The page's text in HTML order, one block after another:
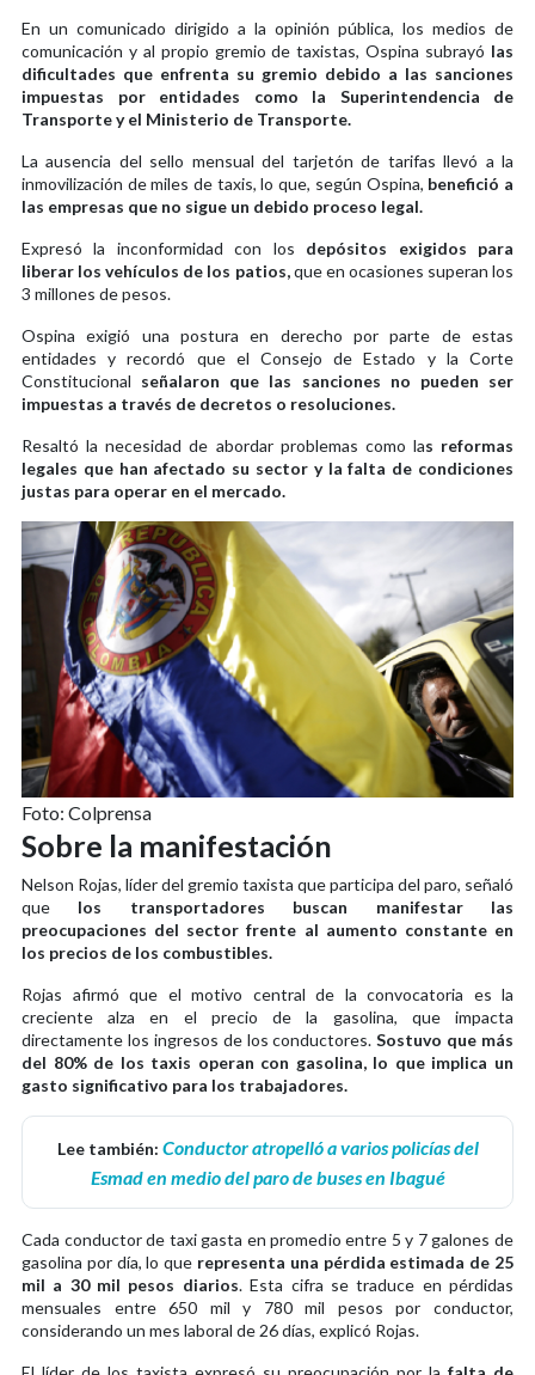
En un comunicado dirigido a la opinión pública, los medios de
comunicación y al propio gremio de taxistas, Ospina subrayó las
dificultades que enfrenta su gremio debido a las sanciones
impuestas por entidades como la Superintendencia de
Transporte y el Ministerio de Transporte.
La ausencia del sello mensual del tarjetón de tarifas llevó a la
inmovilización de miles de taxis, lo que, según Ospina, benefició a
las empresas que no sigue un debido proceso legal.
Expresó la inconformidad con los depósitos exigidos para
liberar los vehículos de los patios,que en ocasiones superan los
3 millones de pesos.
Ospina exigió una postura en derecho por parte de estas
entidades y recordó que el Consejo de Estado y la Corte
Constitucional señalaron que las sanciones no pueden ser
impuestas a través de decretos o resoluciones.
Resaltó la necesidad de abordar problemas como las reformas
legales que han afectado su sector y la falta de condiciones
justas para operar en el mercado.
Foto: Colprensa
Sobre la manifestación
Nelson Rojas, líder del gremio taxista que participa del paro, señaló
que los transportadores buscan manifestar las
preocupaciones del sector frente al aumento constante en
los precios de los combustibles.
Rojas afirmó que el motivo central de la convocatoria es la
creciente alza en el precio de la gasolina, que impacta
directamente los ingresos de los conductores.Sostuvo que más
del 80% de los taxis operan con gasolina, lo que implica un
gasto significativo para los trabajadores.
Lee también: Conductor atropelló a varios policías del
Esmad en medio del paro de buses en Ibagué
Cada conductor de taxi gasta en promedio entre 5 y 7 galones de
gasolina por día, lo que representa una pérdida estimada de 25
mil a 30 mil pesos diarios. Esta cifra se traduce en pérdidas
mensuales entre 650 mil y 780 mil pesos por conductor,
considerando un mes laboral de 26 días, explicó Rojas.